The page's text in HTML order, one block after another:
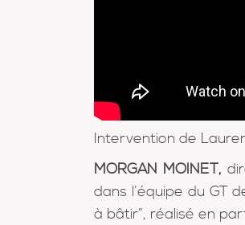
Intervention de
MORGAN MOINET,
dans l’équipe du GT
à bâtir”, réalisé en